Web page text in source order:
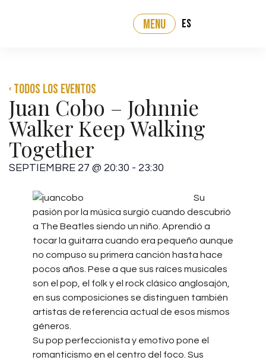
MENU ES
‹ Todos los eventos
Juan Cobo – Johnnie
Walker Keep Walking
Together
SEPTIEMBRE 27 @ 20:30 - 23:30
Su
pasión por la música surgió cuando descubrió
a The Beatles siendo un niño. Aprendió a
tocar la guitarra cuando era pequeño aunque
no compuso su primera canción hasta hace
pocos años. Pese a que sus raíces musicales
son el pop, el folk y el rock clásico anglosajón,
en sus composiciones se distinguen también
artistas de referencia actual de esos mismos
géneros.
Su pop perfeccionista y emotivo pone el
romanticismo en el centro del foco. Sus